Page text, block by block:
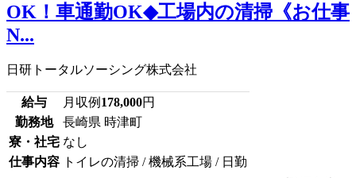
OK！車通勤OK◆工場内の清掃《お仕事
N...
日研トータルソーシング株式会社
給与 月収例 178,000円
勤務地
長崎県 時津町
寮・社宅 なし
仕事内容 トイレの清掃 / 機械系工場 / 日勤